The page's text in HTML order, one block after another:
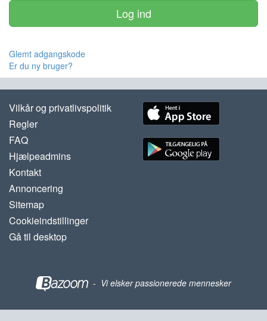
Log ind
Glemt adgangskode
Er du ny bruger?
Vilkår og privatlivspolitik
Regler
FAQ
Hjælpeadmins
Kontakt
Annoncering
Sitemap
Cookieindstillinger
Gå til desktop
- Vi elsker passionerede mennesker